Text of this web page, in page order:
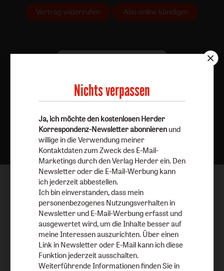
Vertrag widerrufen Abo online kündigen
Nach oben
Nichts verpassen
Ja, ich möchte den kostenlosen Herder
Korrespondenz-Newsletter abonnieren und
willige in die Verwendung meiner
Kontaktdaten zum Zweck des E-Mail-
Marketings durch den Verlag Herder ein. Den
Newsletter oder die E-Mail-Werbung kann
ich jederzeit abbestellen.
Ich bin einverstanden, dass mein
personenbezogenes Nutzungsverhalten in
Newsletter und E-Mail-Werbung erfasst und
ausgewertet wird, um die Inhalte besser auf
meine Interessen auszurichten. Über einen
Link in Newsletter oder E-Mail kann ich diese
Funktion jederzeit ausschalten.
Weiterführende Informationen finden Sie in